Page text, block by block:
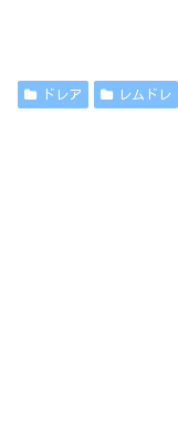
ドレア レムドレ